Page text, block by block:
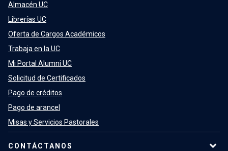
Almacén UC
Librerías UC
Oferta de Cargos Académicos
Trabaja en la UC
Mi Portal Alumni UC
Solicitud de Certificados
Pago de créditos
Pago de arancel
Misas y Servicios Pastorales
CONTÁCTANOS